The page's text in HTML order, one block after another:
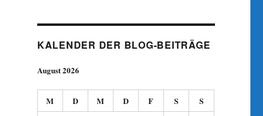
KALENDER DER BLOG-BEITRÄGE
August 2026
M D M D F S S